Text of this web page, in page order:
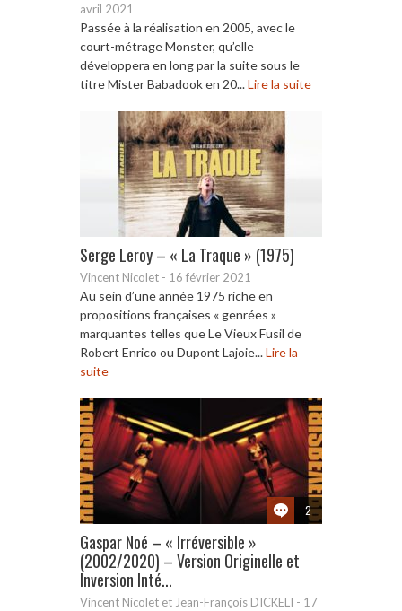
avril 2021
Passée à la réalisation en 2005, avec le
court-métrage Monster, qu’elle
développera en long par la suite sous le
titre Mister Babadook en 20...Lire la suite
Serge Leroy – « La Traque » (1975)
Vincent Nicolet - 16 février 2021
Au sein d’une année 1975 riche en
propositions françaises « genrées »
marquantes telles que Le Vieux Fusil de
Robert Enrico ou Dupont Lajoie...Lire la
suite
2
Gaspar Noé – « Irréversible »
(2002/2020) – Version Originelle et
Inversion Inté...
Vincent Nicolet et Jean-François DICKELI - 17